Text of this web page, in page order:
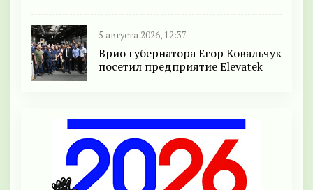
5 августа 2026, 12:37
Врио губернатора Егор Ковальчук
посетил предприятие Elevatek